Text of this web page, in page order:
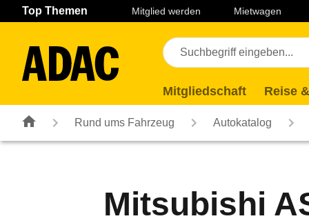
Navigation Seiteninhalt Fußzeile
Top Themen Mitglied werden Mietwagen
Mitgliedschaft Reise
Rund ums Fahrzeug Autokatalog
Mitsubishi